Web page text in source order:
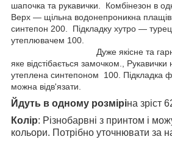
шапочка та рукавички. Комбінезон в
Верх — щільна водонепроникна
синтепон 200. Підкладку хутро —
Дуже якісне та гарне
яке відстібається замочком.,
утеплена синтепоном 100. Підкладка
можна відв'язати.
Йдуть в одному розміріна зріст
Колір: Різнобарвні з принтом і
кольори. Потрібно уточнювати за